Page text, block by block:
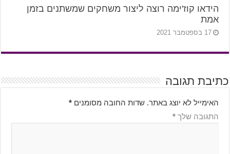
הידאו קוז'ימה רוצה ליצור משחקים שמשתנים בזמן
אמת
17 בספטמבר 2021
כתיבת תגובה
האימייל לא יוצג באתר. שדות החובה מסומנים *
התגובה שלך *